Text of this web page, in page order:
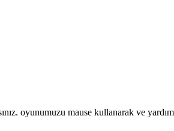
oyunumuzu mause kullanarak ve